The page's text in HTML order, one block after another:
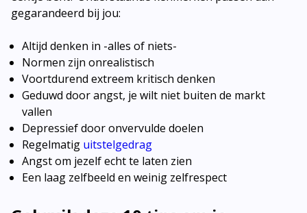
gegarandeerd bij jou:
Altijd denken in -alles of niets-
Normen zijn onrealistisch
Voortdurend extreem kritisch denken
Geduwd door angst, je wilt niet buiten de markt
vallen
Depressief door onvervulde doelen
Regelmatig uitstelgedrag
Angst om jezelf echt te laten zien
Een laag zelfbeeld en weinig zelfrespect